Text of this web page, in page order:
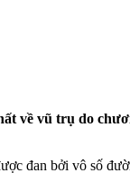
về vũ trụ do
đan bởi vô số